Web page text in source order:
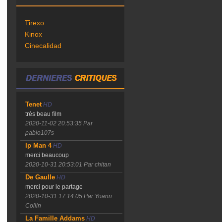
Tirexo
Kinox
Cinecalidad
TenetHD
très beau film
2020-11-02 20:53:35 Par
pablo107s
Ip Man 4HD
merci beaucoup
2020-10-31 20:53:01 Par chitan
De GaulleHD
merci pour le partage
2020-10-31 17:14:05 Par Yoann
Collin
La Famille AddamsHD